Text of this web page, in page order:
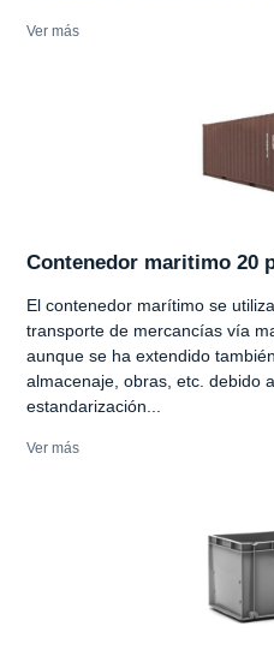
Ver más
Contenedor maritimo 20
El contenedor marítimo se
transporte de mercancías vía
aunque se ha extendido
almacenaje, obras, etc. debido
estandarización...
Ver más